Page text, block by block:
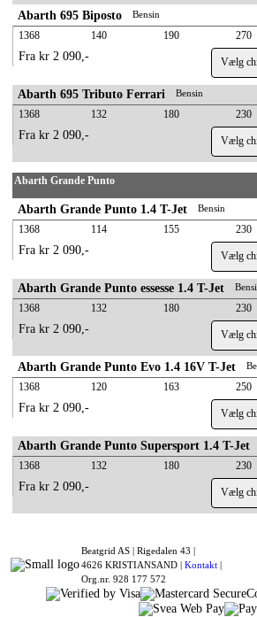
Abarth 695 Biposto Bensin
1368 140 190 270
Fra kr 2 090,- Vælg
Abarth 695 Tributo Ferrari Bensin
1368 132 180 230
Fra kr 2 090,- Vælg
Abarth Grande Punto
Abarth Grande Punto 1.4 T-Jet Bensin
1368 114 155 230
Fra kr 2 090,- Vælg
Abarth Grande Punto essesse 1.4 T-Jet
1368 132 180 230
Fra kr 2 090,- Vælg
Abarth Grande Punto Evo 1.4 16V T-Jet
1368 120 163 250
Fra kr 2 090,- Vælg
Abarth Grande Punto Supersport 1.4 T-Jet
1368 132 180 230
Fra kr 2 090,- Vælg
Beatgrid AS | Rigedalen 43 |
4626 KRISTIANSAND | Kontakt |
Org.nr. 928 177 572